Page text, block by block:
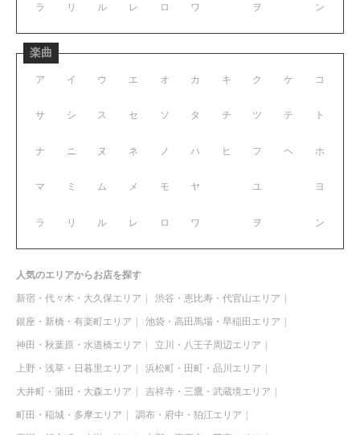
ラ リ ル レ ロ ワ ヲ ン
楽曲
ア イ ウ エ オ
サ シ ス セ ソ
ナ ニ ヌ ネ ノ
マ ミ ム メ モ
ラ リ ル レ ロ
カ キ ク ケ コ
タ チ ツ テ ト
ハ ヒ フ ヘ ホ
ヤ ユ ヨ
ワ ヲ ン
人気のエリアからお店を探す
新宿・代々木・大久保エリア 渋谷・恵比寿・代官山エリア
銀座・新橋・有楽町エリア 池袋・高田馬場・早稲田エリア
神田・秋葉原・水道橋エリア 立川・八王子周辺エリア
上野・浅草・日暮里エリア 浜松町・田町・品川エリア
大井町・蒲田・大森エリア 吉祥寺・三鷹・武蔵境エリア
町田・稲城・多摩エリア 調布・府中・狛江エリア